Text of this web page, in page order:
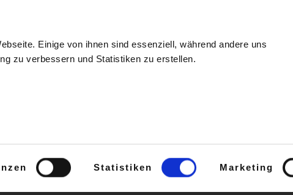
Einige von ihnen sind essenziell, während andere uns
zu verbessern und Statistiken zu erstellen.
Statistiken Marketing